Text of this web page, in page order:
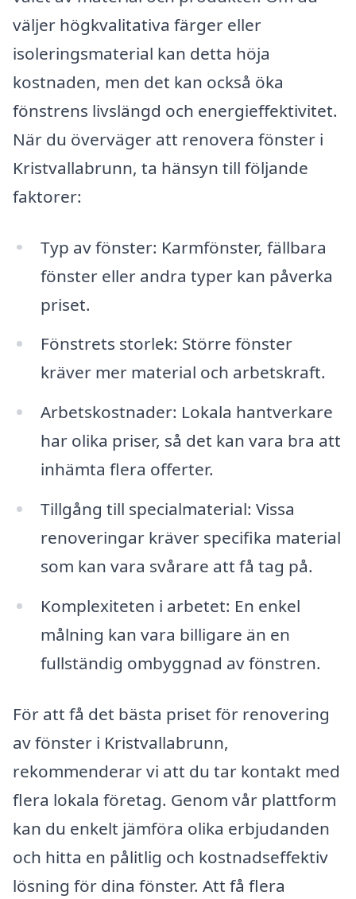
väljer högkvalitativa färger eller
isoleringsmaterial kan detta höja
kostnaden, men det kan också öka
fönstrens livslängd och energieffektivitet.
När du överväger att renovera fönster i
Kristvallabrunn, ta hänsyn till följande
faktorer:
Typ av fönster: Karmfönster, fällbara
fönster eller andra typer kan påverka
priset.
Fönstrets storlek: Större fönster
kräver mer material och arbetskraft.
Arbetskostnader: Lokala hantverkare
har olika priser, så det kan vara bra att
inhämta flera offerter.
Tillgång till specialmaterial: Vissa
renoveringar kräver specifika material
som kan vara svårare att få tag på.
Komplexiteten i arbetet: En enkel
målning kan vara billigare än en
fullständig ombyggnad av fönstren.
För att få det bästa priset för renovering
av fönster i Kristvallabrunn,
rekommenderar vi att du tar kontakt med
flera lokala företag. Genom vår plattform
kan du enkelt jämföra olika erbjudanden
och hitta en pålitlig och kostnadseffektiv
lösning för dina fönster. Att få flera